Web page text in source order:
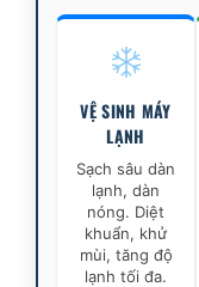
VỆ SINH MÁY
LẠNH
Sạch sâu dàn
lạnh, dàn
nóng. Diệt
khuẩn, khử
mùi, tăng độ
lạnh tối đa.